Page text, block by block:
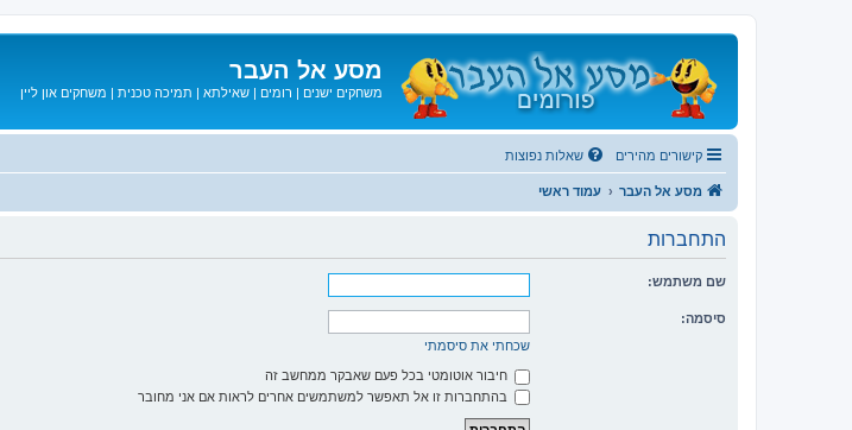
מסע אל העבר
משחקים ישנים | רומים | שאילתא | תמיכה טכנית | משחקים און ליין
קישורים מהירים שאלות נפוצות
מסע אל העבר עמוד ראשי
התחברות
שם משתמש:
סיסמה:
שכחתי את סיסמתי
חיבור אוטומטי בכל פעם שאבקר ממחשב זה
בהתחברות זו אל תאפשר למשתמשים אחרים לראות אם אני מחובר